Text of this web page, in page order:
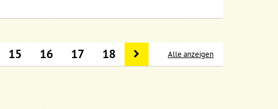
15 16 17 18 Alle anzeigen